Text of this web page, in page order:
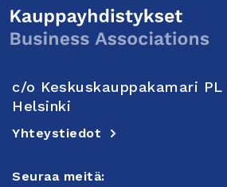
c/o Keskuskauppakamari PL
Helsinki
Yhteystiedot
Seuraa meitä: